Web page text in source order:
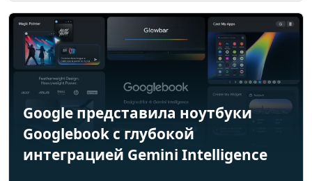
Google представила ноутбуки
Googlebook с глубокой
интеграцией Gemini Intelligence